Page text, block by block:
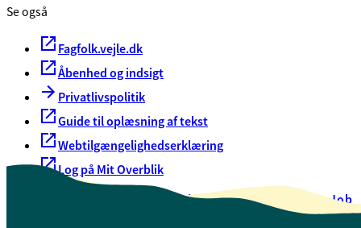
Se også
Fagfolk.vejle.dk
Åbenhed og indsigt
Privatlivspolitik
Guide til oplæsning af tekst
Webtilgængelighedserklæring
Log på Mit Overblik
Oversigt over selvbetjeningJob